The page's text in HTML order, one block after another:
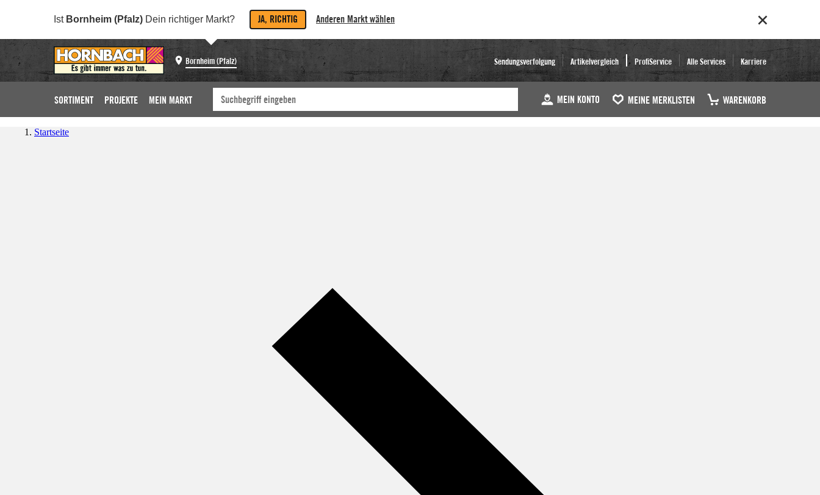
Ist Bornheim (Pfalz) Dein richtiger Markt? JA, RICHTIG Anderen Markt wählen
Bornheim (Pfalz) Sendungsverfolgung Artikelvergleich ProfiService Alle Services Karriere
SORTIMENT PROJEKTE MEIN MARKT MEIN KONTO MEINE MERKLISTEN WARENKORB
Startseite